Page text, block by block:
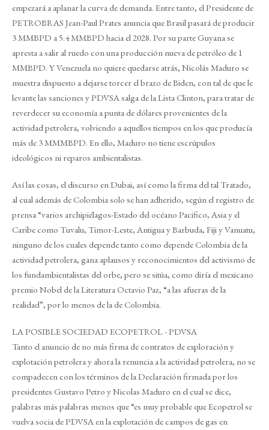
empezará a aplanar la curva de demanda. Entre tanto, el Presidente de
PETROBRAS Jean-Paul Prates anuncia que Brasil pasará de producir
3 MMBPD a 5.4 MMBPD hacia el 2028. Por su parte Guyana se
apresta a salir al ruedo con una producción nueva de petróleo de 1
MMBPD. Y Venezuela no quiere quedarse atrás, Nicolás Maduro se
muestra dispuesto a dejarse torcer el brazo de Biden, con tal de que le
levante las sanciones y PDVSA salga de la Lista Clinton, para tratar de
reverdecer su economía a punta de dólares provenientes de la
actividad petrolera, volviendo a aquellos tiempos en los que producía
más de 3 MMMBPD. En ello, Maduro no tiene escrúpulos
ideológicos ni reparos ambientalistas.
Así las cosas, el discurso en Dubai, así como la firma del tal Tratado,
al cual además de Colombia solo se han adherido, según el registro de
prensa “varios archipiélagos-Estado del océano Pacifico, Asia y el
Caribe como Tuvalu, Timor-Leste, Antigua y Barbuda, Fiji y Vanuatu,
ninguno de los cuales depende tanto como depende Colombia de la
actividad petrolera, gana aplausos y reconocimientos del activismo de
los fundambientalistas del orbe, pero se sitúa, como diría el mexicano
premio Nobel de la Literatura Octavio Paz, “a las afueras de la
realidad”, por lo menos de la de Colombia.
LA POSIBLE SOCIEDAD ECOPETROL - PDVSA
Tanto el anuncio de no más firma de contratos de exploración y
explotación petrolera y ahora la renuncia a la actividad petrolera, no se
compadecen con los términos de la Declaración firmada por los
presidentes Gustavo Petro y Nicolas Maduro en el cual se dice,
palabras más palabras menos que “es muy probable que Ecopetrol se
vuelva socia de PDVSA en la explotación de campos de gas en